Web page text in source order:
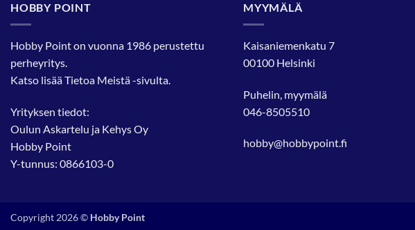
HOBBY POINT
Hobby Point on vuonna 1986 perustettu
perheyritys.
Katso lisääTietoa Meistä-sivulta.
Yrityksen tiedot:
Oulun Askartelu ja Kehys Oy
Hobby Point
Y-tunnus: 0866103-0
MYYMÄLÄ
Kaisaniemenkatu 7
00100 Helsinki
Puhelin, myymälä
046-8505510
hobby@hobbypoint.fi
Copyright 2026 © Hobby Point